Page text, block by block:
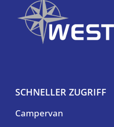
SCHNELLER ZUGRIFF
Campervan